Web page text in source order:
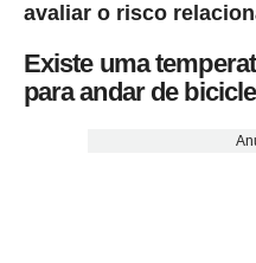
avaliar o risco
Existe uma
para andar de